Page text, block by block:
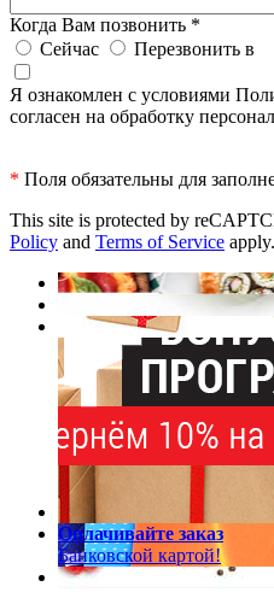
Когда Вам позвонить *
Сейчас
Перезвонить в
Я ознакомлен с условиями
согласен на обработку
* Поля обязательны для
This site is protected by
Policy and Terms of Service apply.
Оплачивайте заказ
Банковской картой!